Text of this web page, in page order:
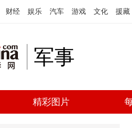
财经 娱乐 汽车 游戏 文化 援藏
军事
精彩图片